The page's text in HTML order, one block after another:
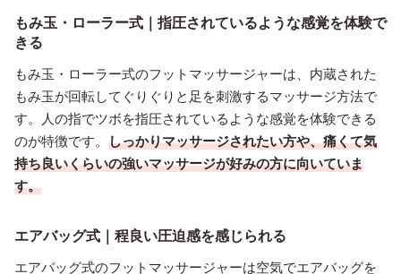
もみ玉・ローラー式｜指圧されているような感覚を体験で
きる
もみ玉・ローラー式のフットマッサージャーは、内蔵された
もみ玉が回転してぐりぐりと足を刺激するマッサージ方法で
す。人の指でツボを指圧されているような感覚を体験できる
のが特徴です。 しっかりマッサージされたい方や、痛くて気
持ち良いくらいの強いマッサージが好みの方に向いていま
す。
エアバッグ式｜程良い圧迫感を感じられる
エアバッグ式のフットマッサージャーは空気でエアバッグを